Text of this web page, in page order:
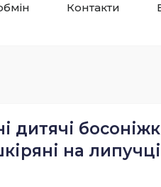
Контакти
дитячі
на